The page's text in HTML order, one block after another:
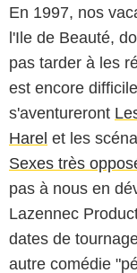
En 1997, nos
l'Ile de Beauté,
pas tarder à les
est encore
s'aventureront
Harel et les
Sexes très
pas à nous en
Lazennec
dates de
autre comédie